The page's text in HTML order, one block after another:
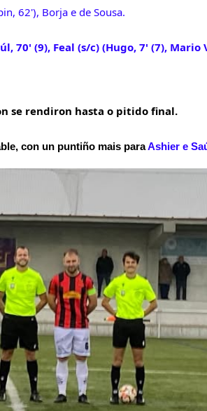
62'), Borja e de Sousa.
70' (9), Feal (s/c) (Hugo, 7' (7), Mario
se rendiron hasta o pitido final.
con un puntiño mais paraAshier e